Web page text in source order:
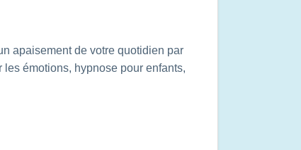
apaisement de votre quotidien par
émotions, hypnose pour enfants,